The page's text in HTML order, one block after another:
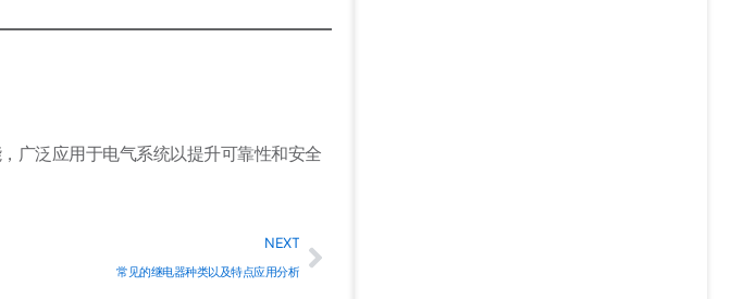
广泛应用于电气系统以提升可靠性和安全
NEXT
常见的继电器种类以及特点应用分析
Next